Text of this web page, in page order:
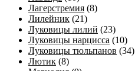
Лагерстремия (8)
Лилейник (21)
Луковицы лилий (23)
Луковицы нарцисса (10)
Луковицы тюльпанов (34)
Лютик (8)